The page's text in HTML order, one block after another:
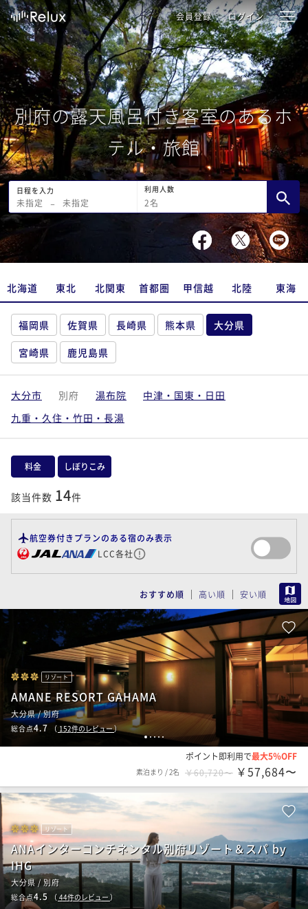
会員登録 ログイン
別府の露天風呂付き客室のあるホ
テル・旅館
日程を入力
未指定 − 未指定
利用人数
2名
北海道 東北 北関東 首都圏 甲信越 北陸 東海
福岡県 佐賀県 長崎県 熊本県
大分県
宮崎県
鹿児島県
大分市 別府 湯布院
中津・国東・日田
九重・久住・竹田・長湯
料金 しぼりこみ
該当件数 14件
航空券付きプランのある宿のみ表示
LCC各社
おすすめ順 高い順 安い順
12345
リゾート
AMANE RESORT GAHAMA
大分県 / 別府
総合点4.7 （ 152件のレビュー）
ポイント即利用で最大5％OFF
素泊まり /2名 ￥60,720〜 ￥57,684〜
リゾート
ANAインターコンチネンタル別府リゾート＆スパ by
IHG
大分県 / 別府
総合点4.5 （ 44件のレビュー）